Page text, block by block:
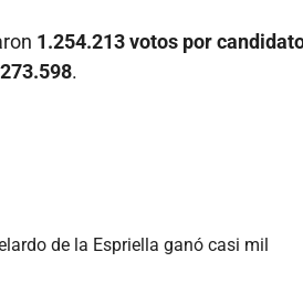
1.254.213 votos por
.
de la Espriella ganó casi mil